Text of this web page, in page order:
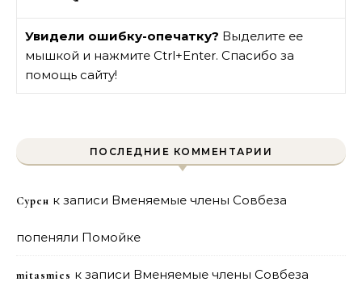
Увидели ошибку-опечатку? Выделите ее
мышкой и нажмите Ctrl+Enter. Спасибо за
помощь сайту!
ПОСЛЕДНИЕ КОММЕНТАРИИ
Сурен к записи Вменяемые члены Совбеза
попеняли Помойке
mitasmies к записи Вменяемые члены Совбеза